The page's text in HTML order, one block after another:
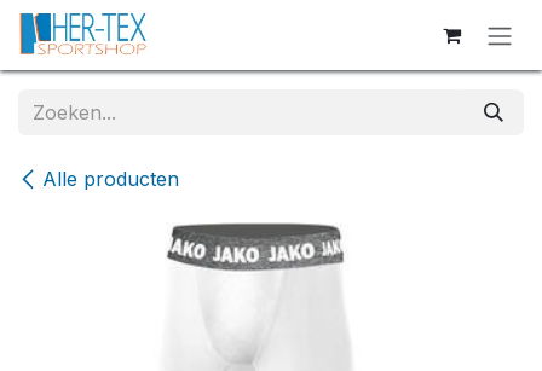
Overslaan naar inhoud
Alle producten